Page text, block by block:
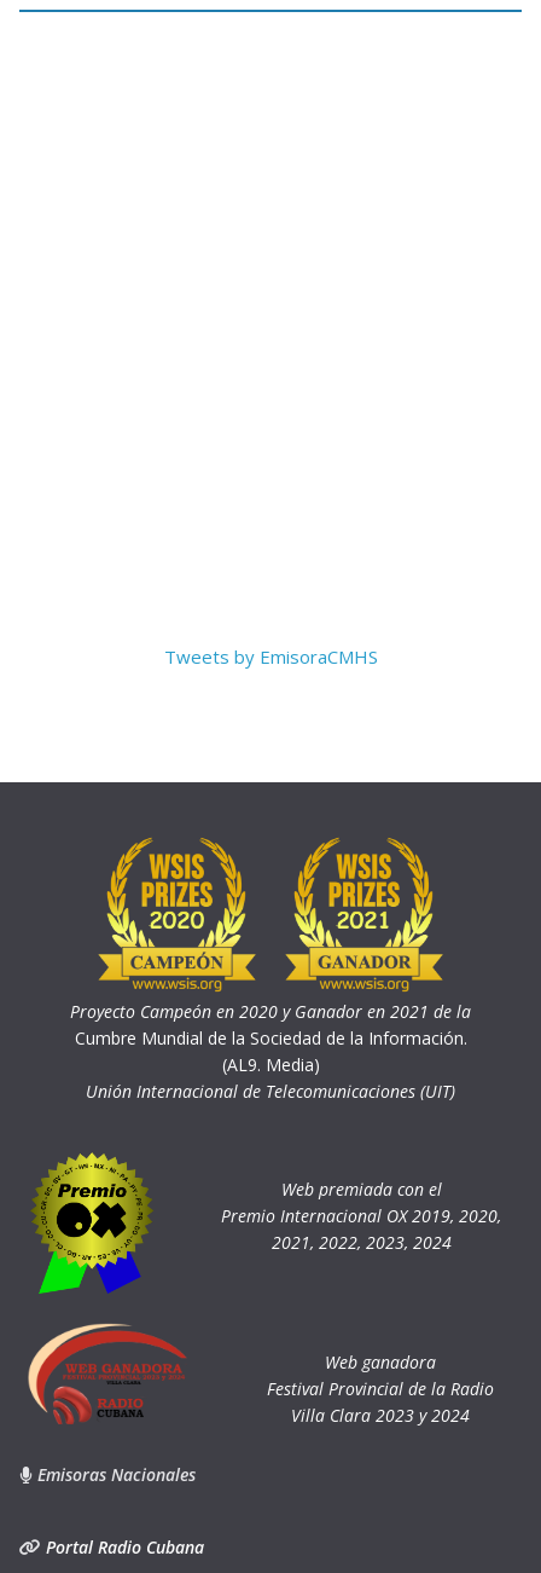
Tweets by EmisoraCMHS
Proyecto Campeón en 2020 y Ganador en 2021 de la
Cumbre Mundial de la Sociedad de la Información.
(AL9. Media)
Unión Internacional de Telecomunicaciones (UIT)
Web premiada con el
Premio Internacional OX 2019, 2020,
2021, 2022, 2023, 2024
Web ganadora
Festival Provincial de la Radio
Villa Clara 2023 y 2024
Emisoras Nacionales
Portal Radio Cubana